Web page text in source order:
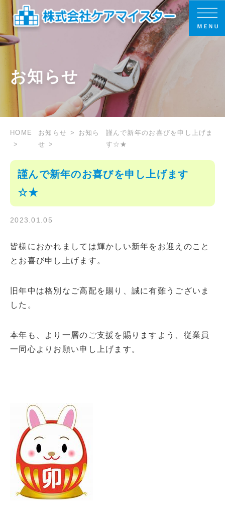
お知らせ
HOME お知らせ
お知ら
せ
謹んで新年のお喜びを申し上げま
す☆★
謹んで新年のお喜びを申し上げます
☆★
2023.01.05
皆様におかれましては輝かしい新年をお迎えのこと
とお喜び申し上げます。
旧年中は格別なご高配を賜り、誠に有難うございま
した。
本年も、より一層のご支援を賜りますよう、従業員
一同心よりお願い申し上げます。